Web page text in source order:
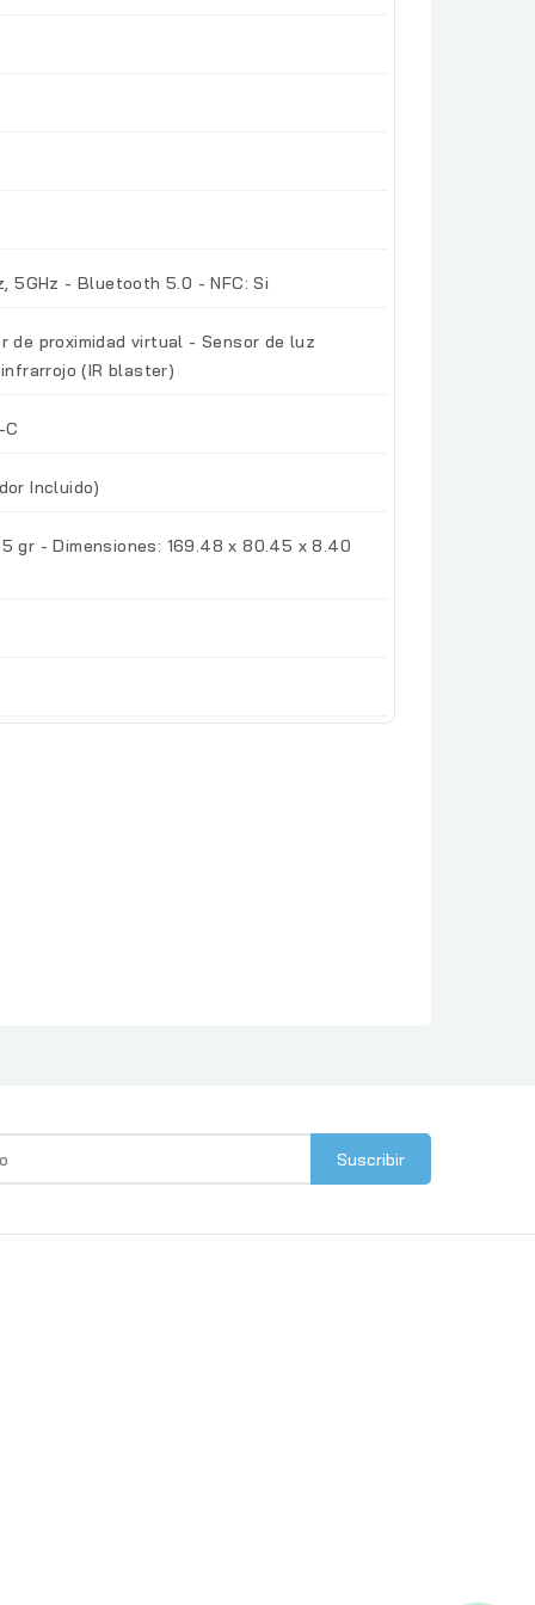
5GHz - Bluetooth 5.0 - NFC: Si
de proximidad virtual - Sensor de luz
(IR blaster)
Incluido)
gr - Dimensiones: 169.48 x 80.45 x 8.40